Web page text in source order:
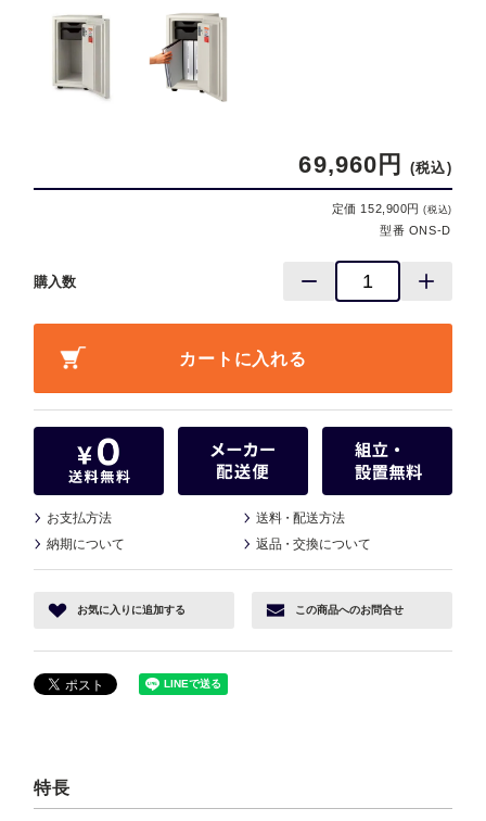
69,960円 (税込)
定価 152,900円(税込)
型番 ONS-D
購入数
お支払方法 送料・配送方法
納期について
返品・交換について
お気に入り に追加する この商品へのお問合せ
特長